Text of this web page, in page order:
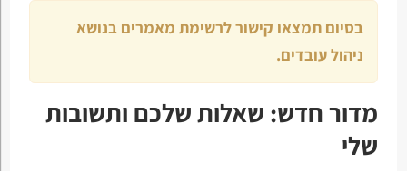
בסיום תמצאו קישור לרשימת מאמרים בנושא
ניהול עובדים.
מדור חדש: שאלות שלכם ותשובות
שלי